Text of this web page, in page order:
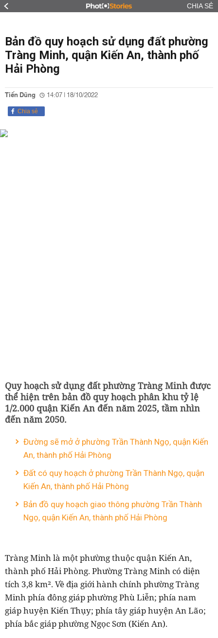
CHIA SẺ
Bản đồ quy hoạch sử dụng đất phường
Tràng Minh, quận Kiến An, thành phố
Hải Phòng
Tiến Dũng 14:07 | 18/10/2022
Chia sẻ
Quy hoạch sử dụng đất phường Tràng Minh được
thể hiện trên bản đồ quy hoạch phân khu tỷ lệ
1/2.000 quận Kiến An đến năm 2025, tầm nhìn
đến năm 2050.
Đường sẽ mở ở phường Trần Thành Ngọ, quận Kiến
An, thành phố Hải Phòng
Đất có quy hoạch ở phường Trần Thành Ngọ, quận
Kiến An, thành phố Hải Phòng
Bản đồ quy hoạch giao thông phường Trần Thành
Ngọ, quận Kiến An, thành phố Hải Phòng
Tràng Minh là một phường thuộc quận Kiến An,
thành phố Hải Phòng. Phường Tràng Minh có diện
tích 3,8 km². Về địa giới hành chính phường Tràng
Minh phía đông giáp phường Phù Liễn; phía nam
giáp huyện Kiến Thụy; phía tây giáp huyện An Lão;
phía bắc giáp phường Ngọc Sơn (Kiến An).